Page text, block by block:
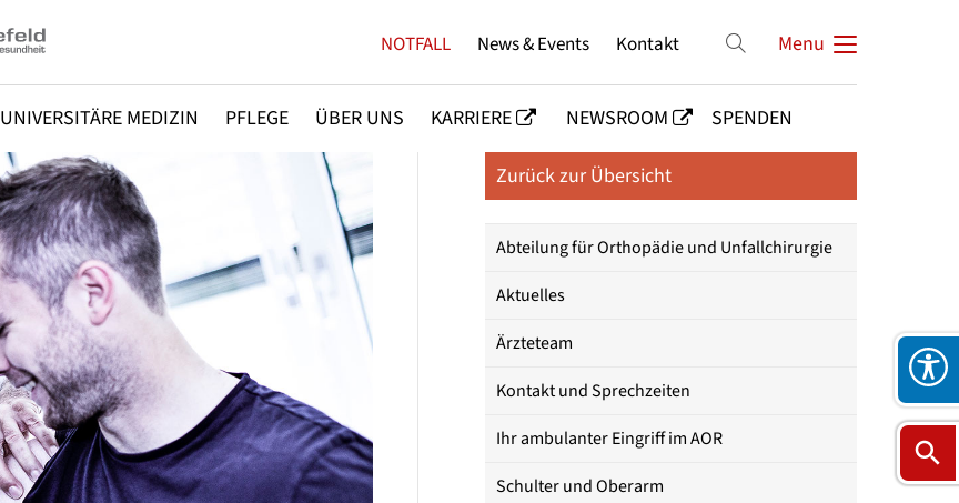
Menu
UNIVERSITÄRE MEDIZIN PFLEGE ÜBER UNS KARRIERE NEWSROOM SPENDEN
NOTFALL News & Events Kontakt
Zurück zur Übersicht
Abteilung für Orthopädie und Unfallchirurgie
Aktuelles
Ärzteteam
Kontakt und Sprechzeiten
Ihr ambulanter Eingriff im AOR
Schulter und Oberarm